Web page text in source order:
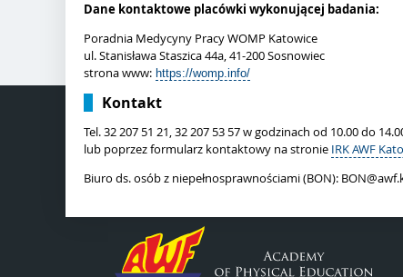
Dane kontaktowe placówki wykonującej badania:
Poradnia Medycyny Pracy WOMP Katowice
ul. Stanisława Staszica 44a, 41-200 Sosnowiec
strona www: https://womp.info/
Kontakt
Tel.32 207 51 21, 32 207 53 57 w godzinach od 10.00 do
lub poprzez formularz kontaktowy na stronie IRK AWF
Biuro ds. osób z niepełnosprawnościami (BON):